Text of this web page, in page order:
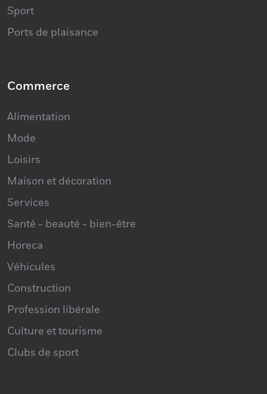
Sport
Ports de plaisance
Commerce
Alimentation
Mode
Loisirs
Maison et décoration
Services
Santé - beauté - bien-être
Horeca
Véhicules
Construction
Profession libérale
Culture et tourisme
Clubs de sport